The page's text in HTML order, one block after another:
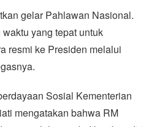
gelar Pahlawan Nasional.
yang tepat untuk
resmi ke Presiden melalui
Sosial Kementerian
mengatakan bahwa RM